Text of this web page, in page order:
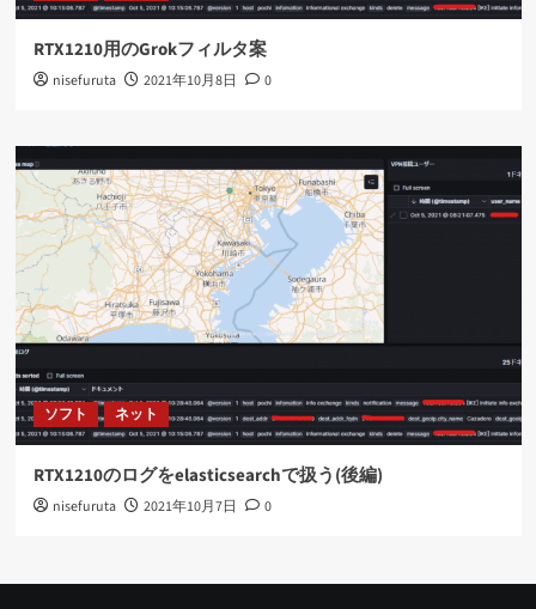
RTX1210用のGrokフィルタ案
nisefuruta 2021年10月8日 0
ソフト ネット
RTX1210のログをelasticsearchで扱う(後編)
nisefuruta 2021年10月7日 0